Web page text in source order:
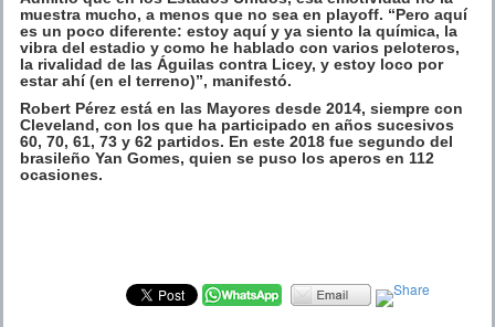
muestra mucho, a menos que no sea en playoff. “Pero aquí
es un poco diferente: estoy aquí y ya siento la química, la
vibra del estadio y como he hablado con varios peloteros,
la rivalidad de las Águilas contra Licey, y estoy loco por
estar ahí (en el terreno)”, manifestó.
Robert Pérez está en las Mayores desde 2014, siempre con
Cleveland, con los que ha participado en años sucesivos
60, 70, 61, 73 y 62 partidos. En este 2018 fue segundo del
brasileño Yan Gomes, quien se puso los aperos en 112
ocasiones.